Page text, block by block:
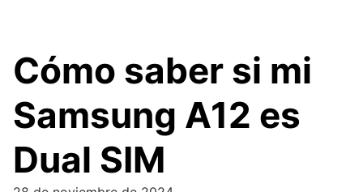
Cómo saber si mi
Samsung A12 es
Dual SIM